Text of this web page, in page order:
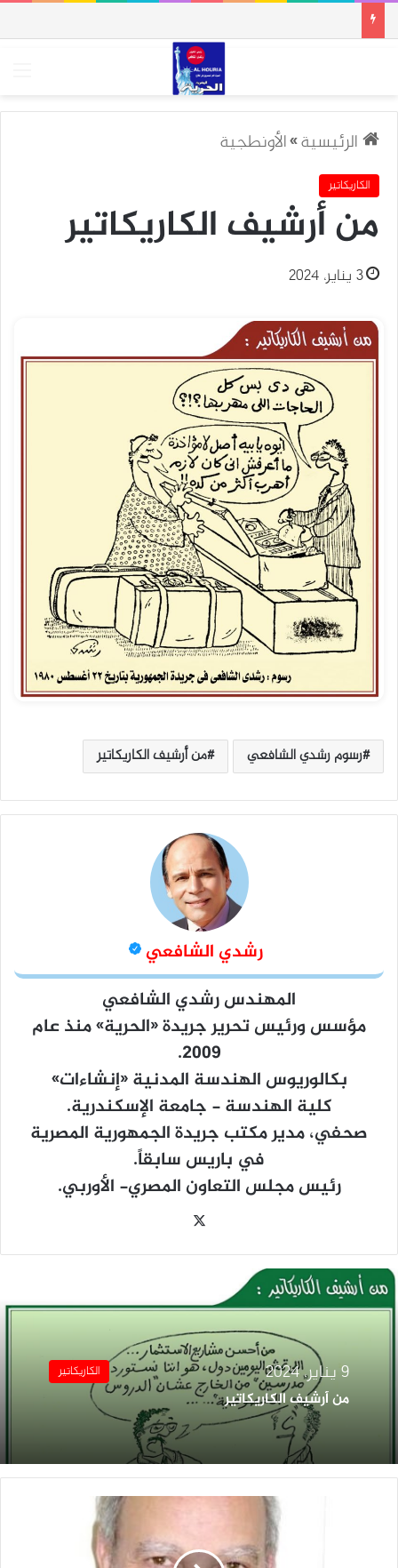
الرئيسية»الأونطجية
الكاريكاتير
من أرشيف الكاريكاتير
3 يناير، 2024
رسوم رشدي الشافعي من أرشيف الكاريكاتير
رشدي الشافعي
المهندس رشدي الشافعي
مؤسس ورئيس تحرير جريدة«الحرية»منذ عام
2009.
بكالوريوس الهندسة المدنية «إنشاءات»
كلية الهندسة - جامعة الإسكندرية.
صحفي، مدير مكتب جريدة الجمهورية المصرية
في باريس سابقاً.
رئيس مجلس التعاون المصري- الأوربي.
الكاريكاتير 9 يناير، 2024
من أرشيف الكاريكاتير